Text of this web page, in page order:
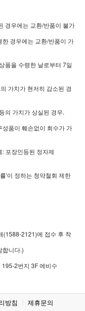
경우에는 교환/반품이 불가
경우에는 교환/반품이 가
품을 수령한 날로부터 7일
가치가 현저히 감소된 경
의 가치가 상실된 경우.
품이 훼손없이 회수가 가
포장인등된 정자제
'이 정하는 청약철회 제한
(1588-2121)에 접수 후 착
합니다.)
195-2번지 3F 에비수
방침 제휴문의